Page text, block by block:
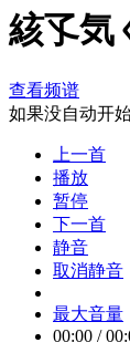
絯孓気
查看频谱
如果没自动开
上一首
播放
暂停
下一首
静音
取消静音
最大音量
00:00 /